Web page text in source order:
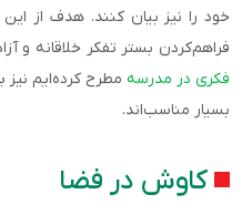
خود را نیز بیان کنند. هدف از
فراهم‌کردن بستر تفکر خلاقانه و
فکری در مدرسه مطرح کرده‌ایم نیز
بسیار مناسب‌اند.
کاوش در فضا